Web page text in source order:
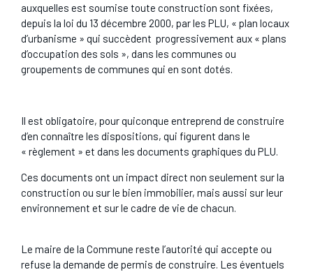
auxquelles est soumise toute construction sont fixées,
depuis la loi du 13 décembre 2000, par les PLU, « plan locaux
d’urbanisme » qui succèdent progressivement aux « plans
d’occupation des sols », dans les communes ou
groupements de communes qui en sont dotés.
Il est obligatoire, pour quiconque entreprend de construire
d’en connaître les dispositions, qui figurent dans le
« règlement » et dans les documents graphiques du PLU.
Ces documents ont un impact direct non seulement sur la
construction ou sur le bien immobilier, mais aussi sur leur
environnement et sur le cadre de vie de chacun.
Le maire de la Commune reste l’autorité qui accepte ou
refuse la demande de permis de construire. Les éventuels